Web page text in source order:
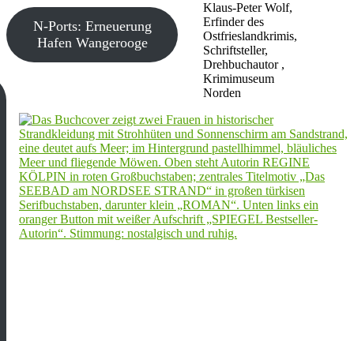
Klaus-Peter Wolf,
Erfinder des
Ostfrieslandkrimis,
Schriftsteller,
Drehbuchautor ,
Krimimuseum
Norden
N-Ports: Erneuerung
Hafen Wangerooge